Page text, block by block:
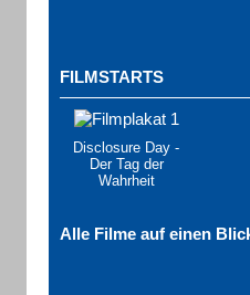
FILMSTARTS
Disclosure Day -
Der Tag der
Wahrheit
Alle Filme auf einen